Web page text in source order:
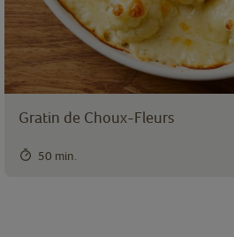
Gratin de Choux-Fleurs
50 min.